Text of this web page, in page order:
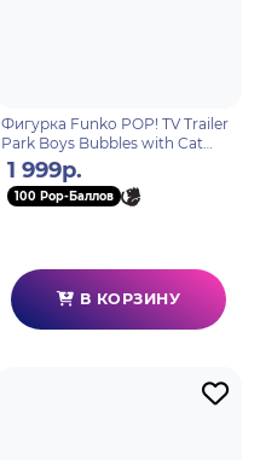
Фигурка Funko POP! TV Trailer
Park Boys Bubbles with Cat
(1323) 59300
1 999р.
100 Pop-Баллов
В КОРЗИНУ